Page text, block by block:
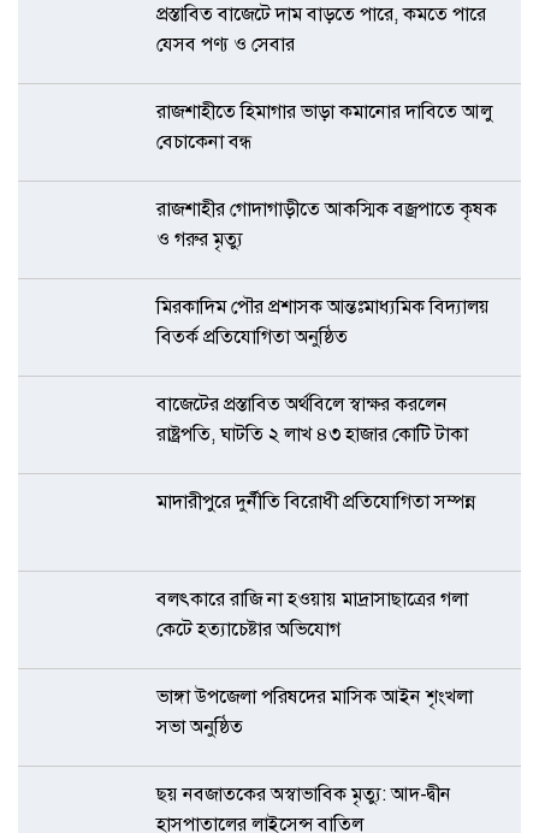
প্রস্তাবিত বাজেটে দাম বাড়তে পারে, কমতে পারে
যেসব পণ্য ও সেবার
রাজশাহীতে হিমাগার ভাড়া কমানোর দাবিতে আলু
বেচাকেনা বন্ধ
রাজশাহীর গোদাগাড়ীতে আকস্মিক বজ্রপাতে কৃষক
ও গরুর মৃত্যু
মিরকাদিম পৌর প্রশাসক আন্তঃমাধ্যমিক বিদ্যালয়
বিতর্ক প্রতিযোগিতা অনুষ্ঠিত
বাজেটের প্রস্তাবিত অর্থবিলে স্বাক্ষর করলেন
রাষ্ট্রপতি, ঘাটতি ২ লাখ ৪৩ হাজার কোটি টাকা
মাদারীপুরে দুর্নীতি বিরোধী প্রতিযোগিতা সম্পন্ন
বলৎকারে রাজি না হওয়ায় মাদ্রাসাছাত্রের গলা
কেটে হত্যাচেষ্টার অভিযোগ
ভাঙ্গা উপজেলা পরিষদের মাসিক আইন শৃংখলা
সভা অনুষ্ঠিত
ছয় নবজাতকের অস্বাভাবিক মৃত্যু: আদ-দ্বীন
হাসপাতালের লাইসেন্স বাতিল